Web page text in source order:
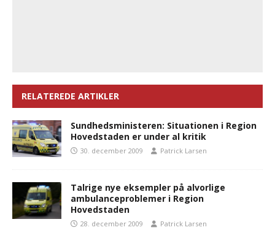
RELATEREDE ARTIKLER
Sundhedsministeren: Situationen i Region
Hovedstaden er under al kritik
30. december 2009 Patrick Larsen
Talrige nye eksempler på alvorlige
ambulanceproblemer i Region
Hovedstaden
28. december 2009 Patrick Larsen